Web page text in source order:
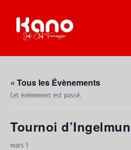
« Tous les Évènements
Cet évènement est passé.
Tournoi
mars 1